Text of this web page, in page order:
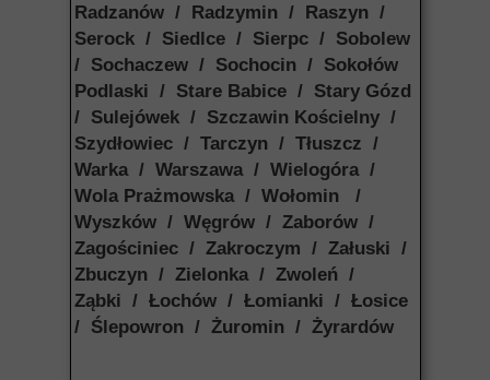
Radzanów / Radzymin / Raszyn /
Serock / Siedlce / Sierpc / Sobolew
/ Sochaczew / Sochocin / Sokołów
Podlaski / Stare Babice / Stary Gózd
/ Sulejówek / Szczawin Kościelny /
Szydłowiec / Tarczyn / Tłuszcz /
Warka / Warszawa / Wielogóra /
Wola Prażmowska / Wołomin /
Wyszków / Węgrów / Zaborów /
Zagościniec / Zakroczym / Załuski /
Zbuczyn / Zielonka / Zwoleń /
Ząbki / Łochów / Łomianki / Łosice
/ Ślepowron / Żuromin / Żyrardów